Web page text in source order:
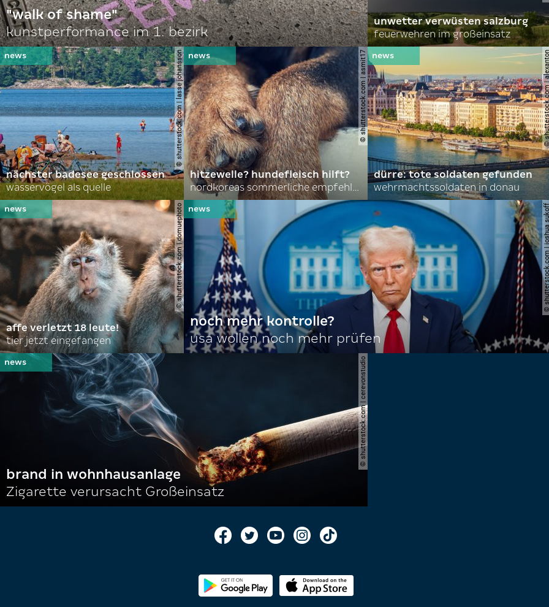
"walk of shame"
kunstperformance im 1. bezirk
unwetter verwüsten salzburg
feuerwehren im großeinsatz
© shutterstock.com | lasse johansson
nächster badesee geschlossen
wasservögel als quelle
© shutterstock.com | asmit17
hitzewelle? hundefleisch hilft?
nordkoreas sommerliche empfehlungen
©
dürre: tote soldaten gefunden
wehrmachtssoldaten in donau
© shutterstock.com | domuephoto
affe verletzt 18 leute!
tier jetzt eingefangen
©
noch mehr kontrolle?
usa wollen noch mehr prüfen
© shutterstock.com | cerevonstudio
brand in wohnhausanlage
Zigarette verursacht Großeinsatz